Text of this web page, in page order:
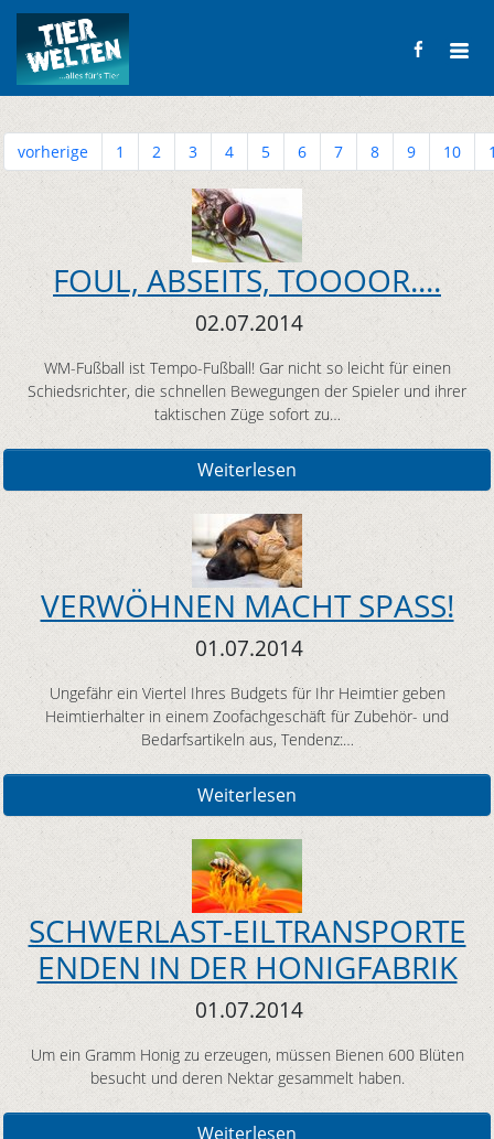
vorherige 1 2 3 4 5 6 7 8 9 10
FOUL, ABSEITS, TOOOOR....
02.07.2014
WM-Fußball ist Tempo-Fußball! Gar nicht so leicht für einen
Schiedsrichter, die schnellen Bewegungen der Spieler und ihrer
taktischen Züge sofort zu…
Weiterlesen
VERWÖHNEN MACHT SPASS!
01.07.2014
Ungefähr ein Viertel Ihres Budgets für Ihr Heimtier geben
Heimtierhalter in einem Zoofachgeschäft für Zubehör- und
Bedarfsartikeln aus, Tendenz:…
Weiterlesen
SCHWERLAST-EILTRANSPORTE
ENDEN IN DER HONIGFABRIK
01.07.2014
Um ein Gramm Honig zu erzeugen, müssen Bienen 600 Blüten
besucht und deren Nektar gesammelt haben.
Weiterlesen